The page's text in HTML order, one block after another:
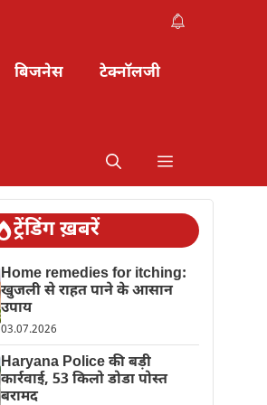
बिजनेस टेक्नॉलजी
ट्रेंडिंग ख़बरें
Home remedies for itching:
खुजली से राहत पाने के आसान
उपाय
03.07.2026
Haryana Police की बड़ी
कार्रवाई, 53 किलो डोडा पोस्त
बरामद